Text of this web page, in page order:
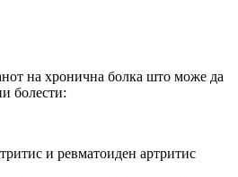
на хронична болка што може да
болести:
и ревматоиден артритис